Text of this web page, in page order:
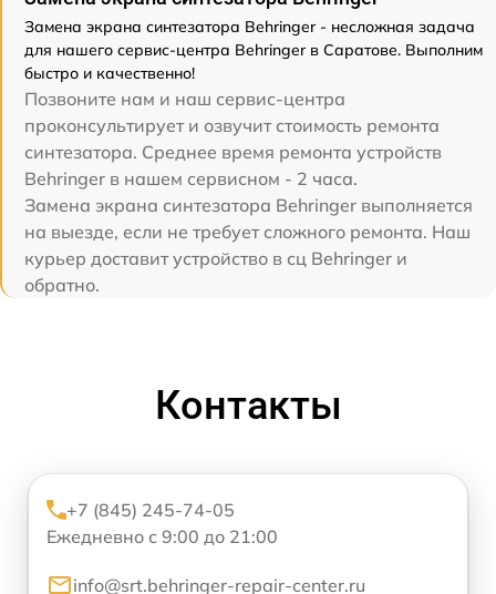
Замена экрана синтезатора Behringer - несложная задача
для нашего сервис-центра Behringer в Саратове. Выполним
быстро и качественно!
Позвоните нам и наш сервис-центра
проконсультирует и озвучит стоимость ремонта
синтезатора. Среднее время ремонта устройств
Behringer в нашем сервисном - 2 часа.
Замена экрана синтезатора Behringer выполняется
на выезде, если не требует сложного ремонта. Наш
курьер доставит устройство в сц Behringer и
обратно.
Контакты
+7 (845) 245-74-05
Ежедневно с 9:00 до 21:00
info@srt.behringer-repair-center.ru